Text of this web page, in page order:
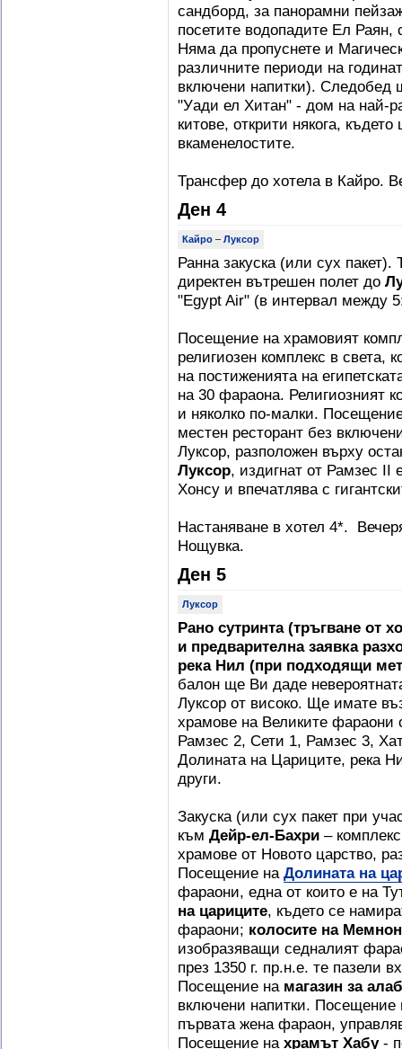
сандборд, за панорамни
посетите водопадите Ел Раян,
Няма да пропуснете и
различните периоди на
включени напитки). Следобед
"Уади ел Хитан" - дом на най-
китове, открити някога,
вкаменелостите.
Трансфер до хотела в Кайро.
Ден 4
Кайро – Луксор
Ранна закуска (или сух
директен вътрешен полет до
"Egypt Air" (в интервал между
Посещение на храмовият
религиозен комплекс в света,
на постиженията на
на 30 фараона. Религиозният
и няколко по-малки.
местен ресторант без
Луксор, разположен върху
Луксор, издигнат от Рамзес II
Хонсу и впечатлява с
Настаняване в хотел 4*.
Нощувка.
Ден 5
Луксор
Рано сутринта (тръгване от
и предварителна заявка
река Нил (при подходящи
балон ще Ви даде
Луксор от високо. Ще имате
храмове на Великите фараони
Рамзес 2, Сети 1, Рамзес 3,
Долината на Цариците, река
други.
Закуска (или сух пакет при
към Дейр-ел-Бахри –
храмове от Новото царство,
Посещение на Долината на
фараони, една от които е на
на цариците, където се
фараони; колосите на Мемнон
изобразяващи седналият
през 1350 г. пр.н.е. те пазели
Посещение на магазин за
включени напитки.
първата жена фараон,
Посещение на храмът Хабу-